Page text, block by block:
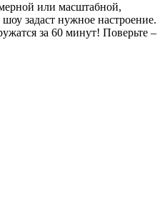
или масштабной,
задаст нужное настроение.
за 60 минут! Поверьте –